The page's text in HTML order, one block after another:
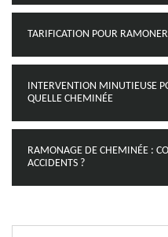
TARIFICATION POUR
INTERVENTION MINUTIEUSE
QUELLE CHEMINÉE
RAMONAGE DE CHEMINÉE :
ACCIDENTS ?